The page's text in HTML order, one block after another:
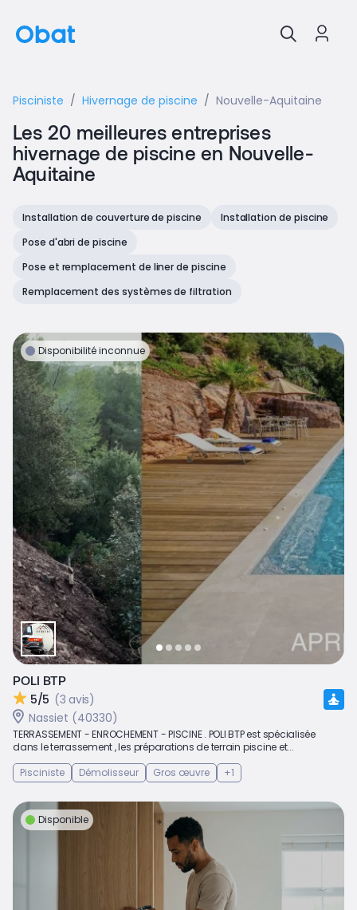
Pisciniste Hivernage de piscine Nouvelle-Aquitaine
Les 20 meilleures entreprises
hivernage de piscine en Nouvelle-
Aquitaine
Installation de couverture de piscine
Installation de piscine
Pose d'abri de piscine
Pose et remplacement de liner de piscine
Remplacement des systèmes de filtration
Disponibilité inconnue
POLI BTP
5/5 (3 avis)
Nassiet (40330)
TERRASSEMENT - ENROCHEMENT - PISCINE . POLI BTP est spécialisée
dans le terrassement , les préparations de terrain piscine et...
Pisciniste
Démolisseur Gros œuvre +1
Disponible